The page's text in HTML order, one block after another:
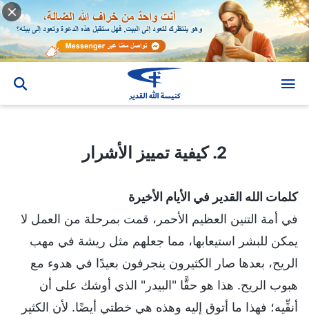
2. كيفية تمييز الأشرار
كلمات الله القدير في الأيام الأخيرة
في أمة التنين العظيم الأحمر، قمت بمرحلة من العمل لا
يمكن للبشر استيعابها، مما جعلهم مثل ريشة في مهب
الريح، بعدها صار الكثيرون ينجرفون بعيدًا في هدوء مع
هبوب الريح. هذا هو حقًّا "البيدر" الذي أوشك على أن
أنقِّيه؛ فهذا ما أتوق إليه وهذه هي خطتي أيضًا. لأن الكثير